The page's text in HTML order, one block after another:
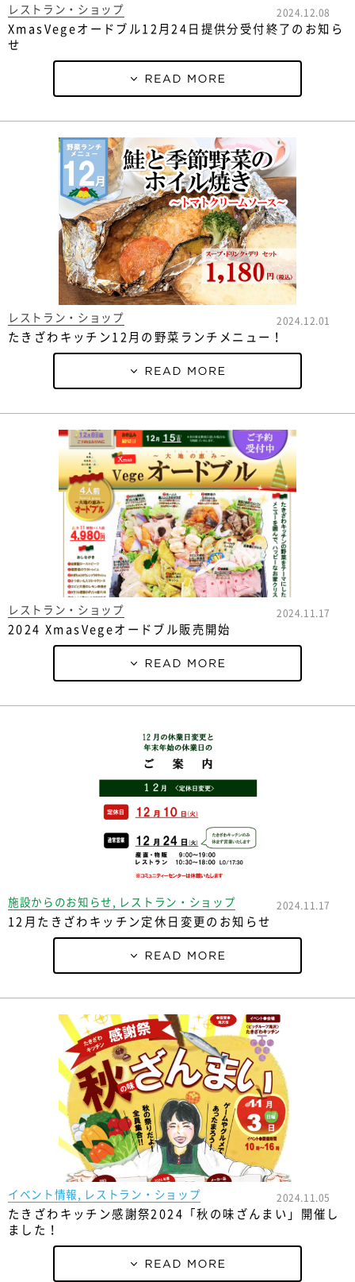
レストラン・ショップ 2024.12.08
XmasVegeオードブル12月24日提供分受付終了のお知ら
せ
レストラン・ショップ 2024.12.01
たきざわキッチン12月の野菜ランチメニュー！
レストラン・ショップ 2024.11.17
2024 XmasVegeオードブル販売開始
施設からのお知らせ, レストラン・ショップ 2024.11.17
12月たきざわキッチン定休日変更のお知らせ
イベント情報, レストラン・ショップ 2024.11.05
たきざわキッチン感謝祭2024「秋の味ざんまい」開催し
ました！